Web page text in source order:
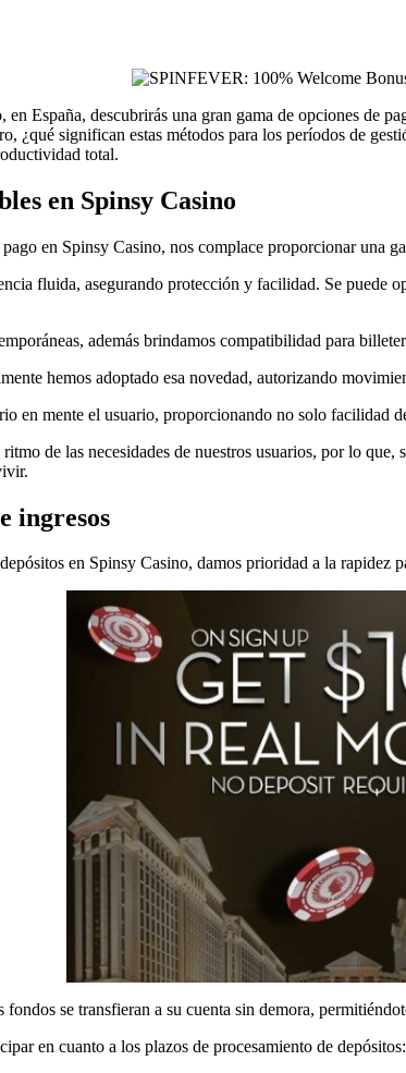
en España, descubrirás una gran gama de opciones de
¿qué significan estas métodos para los períodos de
total.
en Spinsy Casino
en Spinsy Casino, nos complace proporcionar una
fluida, asegurando protección y facilidad. Se puede
además brindamos compatibilidad para
hemos adoptado esa novedad, autorizando
en mente el usuario, proporcionando no solo
de las necesidades de nuestros usuarios, por lo
ingresos
en Spinsy Casino, damos prioridad a la rapidez
se transfieran a su cuenta sin demora,
en cuanto a los plazos de procesamiento de depósitos: